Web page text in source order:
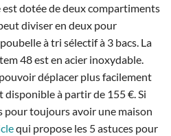
est dotée de deux compartiments
diviser en deux pour
à tri sélectif à 3 bacs. La
48 est en acier inoxydable.
déplacer plus facilement
disponible à partir de 155 €. Si
pour toujours avoir une maison
qui propose les 5 astuces pour